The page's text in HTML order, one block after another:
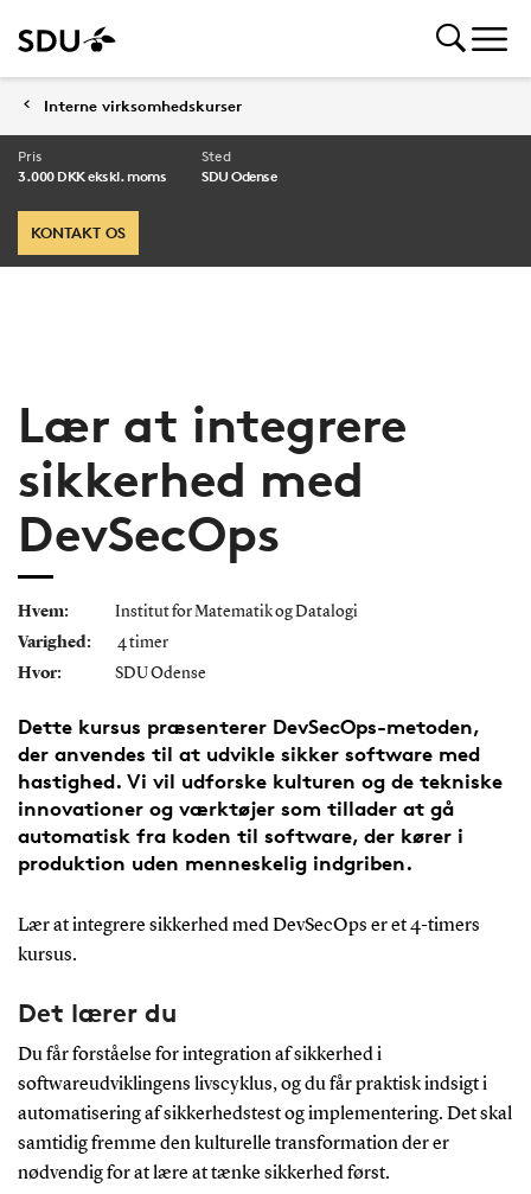
Interne virksomhedskurser
Pris
3.000 DKK ekskl. moms
Sted
SDU Odense
KONTAKT OS
Lær at integrere
sikkerhed med
DevSecOps
Hvem:
Institut for Matematik og Datalogi
Varighed:
4 timer
Hvor:
SDU Odense
Dette kursus præsenterer DevSecOps-metoden,
der anvendes til at udvikle sikker software med
hastighed. Vi vil udforske kulturen og de tekniske
innovationer og værktøjer som tillader at gå
automatisk fra koden til software, der kører i
produktion uden menneskelig indgriben.
Lær at integrere sikkerhed med DevSecOps er et 4-timers
kursus.
Det lærer du
Du får forståelse for integration af sikkerhed i
softwareudviklingens livscyklus, og du får praktisk indsigt i
automatisering af sikkerhedstest og implementering. Det skal
samtidig fremme den kulturelle transformation der er
nødvendig for at lære at tænke sikkerhed først.